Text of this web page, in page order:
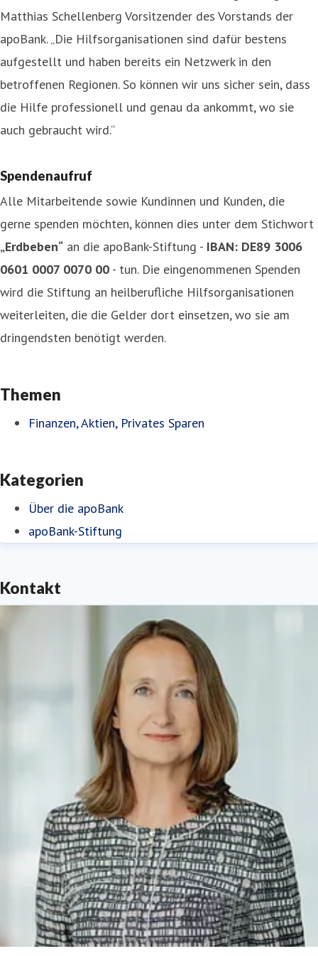
Matthias Schellenberg Vorsitzender des Vorstands der
apoBank. „Die Hilfsorganisationen sind dafür bestens
aufgestellt und haben bereits ein Netzwerk in den
betroffenen Regionen. So können wir uns sicher sein, dass
die Hilfe professionell und genau da ankommt, wo sie
auch gebraucht wird.“
Spendenaufruf
Alle Mitarbeitende sowie Kundinnen und Kunden, die
gerne spenden möchten, können dies unter dem Stichwort
„Erdbeben“ an die apoBank-Stiftung - IBAN: DE89 3006
0601 0007 0070 00 - tun. Die eingenommenen Spenden
wird die Stiftung an heilberufliche Hilfsorganisationen
weiterleiten, die die Gelder dort einsetzen, wo sie am
dringendsten benötigt werden.
Themen
Finanzen, Aktien, Privates Sparen
Kategorien
Über die apoBank
apoBank-Stiftung
Kontakt